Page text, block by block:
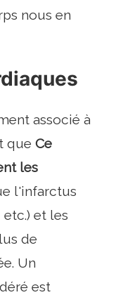
nous en
associé à
que Ce
les
l'infarctus
et les
de
Un
est